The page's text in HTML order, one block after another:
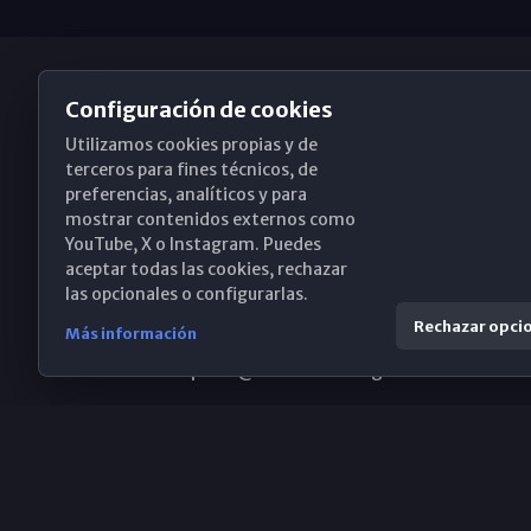
Obispado de Málaga
Santa María, 18-20. 29015 Málaga
(+34) 952 224 386
Configuración de cookies
Utilizamos cookies propias y de
terceros para fines técnicos, de
preferencias, analíticos y para
mostrar contenidos externos como
YouTube, X o Instagram. Puedes
aceptar todas las cookies, rechazar
las opcionales o configurarlas.
Más información Rechazar